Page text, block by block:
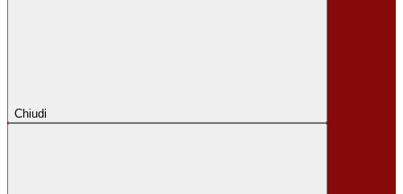
Chiudi